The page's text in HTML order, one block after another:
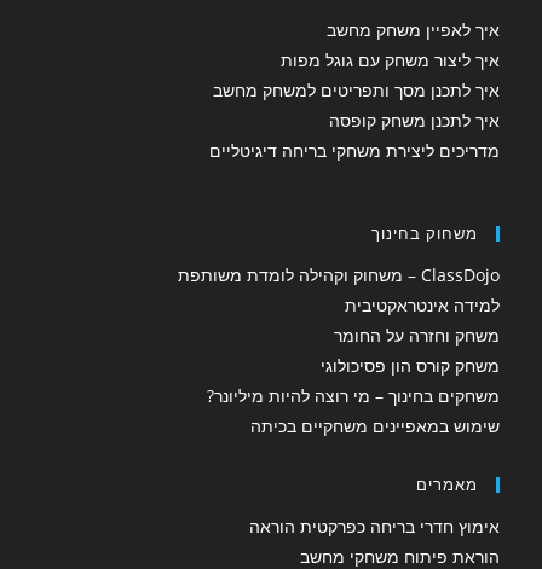
איך לאפיין משחק מחשב
איך ליצור משחק עם גוגל מפות
איך לתכנן מסך ותפריטים למשחק מחשב
איך לתכנן משחק קופסה
מדריכים ליצירת משחקי בריחה דיגיטליים
משחוק בחינוך
ClassDojo – משחוק וקהילה לומדת משותפת
למידה אינטראקטיבית
משחק וחזרה על החומר
משחק קורס הון פסיכולוגי
משחקים בחינוך – מי רוצה להיות מיליונר?
שימוש במאפיינים משחקיים בכיתה
מאמרים
אימוץ חדרי בריחה כפרקטית הוראה
הוראת פיתוח משחקי מחשב